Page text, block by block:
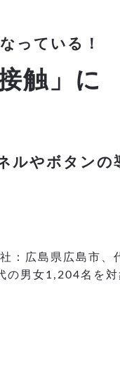
っている！
触」に
ルやボタンの
：広島県広島市、
男女1,204名を